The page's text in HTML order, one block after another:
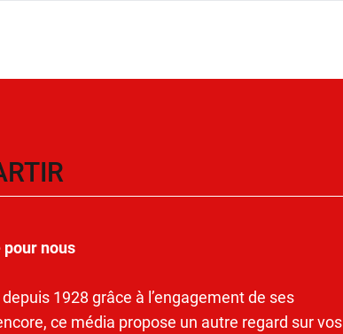
nous
1928 grâce à l’engagement de ses
ce média propose un autre regard sur vos